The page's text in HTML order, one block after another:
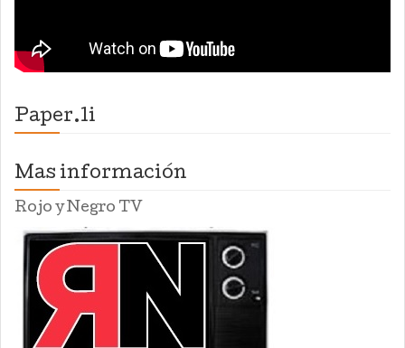
Paper.li
Mas información
Rojo y Negro TV